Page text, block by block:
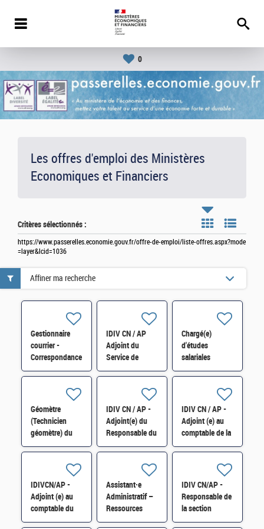
0
Les offres d'emploi des Ministères
Economiques et Financiers
Critères sélectionnés :
https://www.passerelles.economie.gouv.fr/offre-de-emploi/liste-offres.aspx?mode
=layer&lcid=1036
Gestionnaire
courrier -
Correspondance
A.T.I. - P.C.I.
IDIV CN / AP
Adjoint du
Service de
Gestion
Biterrois (34)
H/F
Chargé(e)
d'études
salariales
(4SAGE) H/F
Géomètre
(Technicien
géomètre) du
cadastre H/F
IDIV CN / AP -
Adjoint(e) du
Responsable du
Service
fonciers H/F
IDIV CN / AP -
Adjoint (e) au
comptable de la
trésorerie
d'Argenteuil H/F
IDIVCN/AP -
Adjoint (e) au
comptable du
service de
Assistant·e
Administratif –
Ressources
Humaines /
IDIV CN/AP -
Responsable de
la section
Formalités des
Affiner ma recherche